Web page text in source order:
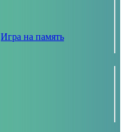
Игра на память